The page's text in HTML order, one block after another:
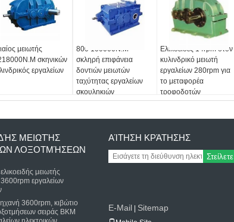
μειωτής
σκηνικών
εργαλείων
800 100000N.M
σκληρή επιφάνεια
δοντιών μειωτών
ταχύτητας εργαλείων
σκουληκιών
Ελικοειδές 14rpm στον
κυλινδρικό μειωτή
εργαλείων 280rpm για
το μεταφορέα
τροφοδοτών
ΜΕΙΩΤΉΣ
ΛΟΞΟΤΜΉΣΕΩΝ
μειωτής
3600rpm εργαλείων
3600rpm, κιβώτιο
σειράς BKM
ΑΊΤΗΣΗ ΚΡΆΤΗΣΗΣ
Στείλετε
E-Mail Sitemap